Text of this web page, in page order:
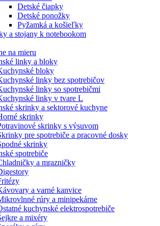
Detské čiapky
Detské ponožky
Pyžamká a košieľky
a stojany k notebookom
na mieru
linky a bloky
bloky
linky bez spotrebičov
linky so spotrebičmi
linky v tvare L
skrinky a sektorové kuchyne
skrinky
skrinky s výsuvom
pre spotrebiče a pracovné dosky
skrinky
spotrebiče
a mrazničky
a varné kanvice
rúry a minipekárne
kuchynské elektrospotrebiče
a mixéry